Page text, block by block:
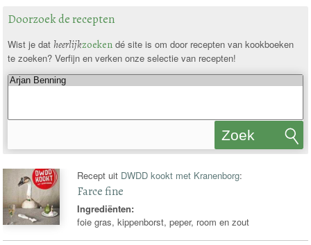
Doorzoek de recepten
Wist je dat heerlijkzoekendé site is om door recepten van kookboeken
te zoeken? Verfijn en verken onze selectie van recepten!
Zoek
Recept uit DWDD kookt met Kranenborg:
Farce fine
Ingrediënten:
foie gras, kippenborst, peper, room en zout